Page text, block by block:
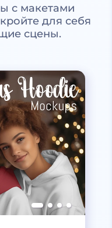
с макетами
для себя
сцены.